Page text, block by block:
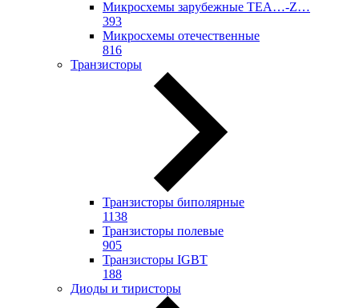
Микросхемы зарубежные TEA…-Z…
393
Микросхемы отечественные
816
Транзисторы
Транзисторы биполярные
1138
Транзисторы полевые
905
Транзисторы IGBT
188
Диоды и тиристоры